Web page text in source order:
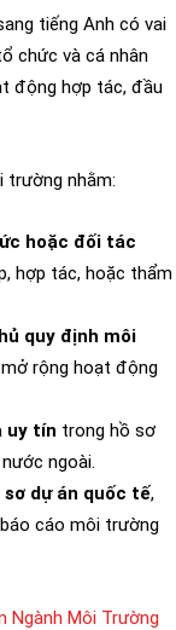
tiếng Anh có vai
chức và cá nhân
động hợp tác, đầu
trường nhằm:
hoặc đối tác
hợp tác, hoặc thẩm
quy định môi
rộng hoạt động
uy tín trong hồ sơ
ngoài.
dự án quốc tế,
cáo môi trường
Ngành Môi Trường